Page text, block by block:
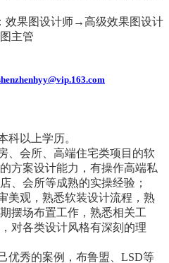
效果图设计师→高级效果图设计
主管
科以上学历。
、会所、高端住宅类项目的软
方案设计能力，有操作高端私
、会所等成熟的实操经验；
美观，熟悉软装设计流程，熟
摆场布置工作，熟悉相关工
对各类设计风格有深刻的理
优秀的案例，布鲁盟、LSD等